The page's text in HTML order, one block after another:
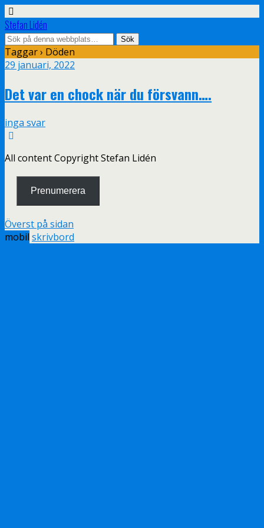
Stefan Lidén
Taggar › Döden
29 januari, 2022
Det var en chock när du försvann….
inga svar
All content Copyright Stefan Lidén
Prenumerera
Överst på sidan
mobil skrivbord